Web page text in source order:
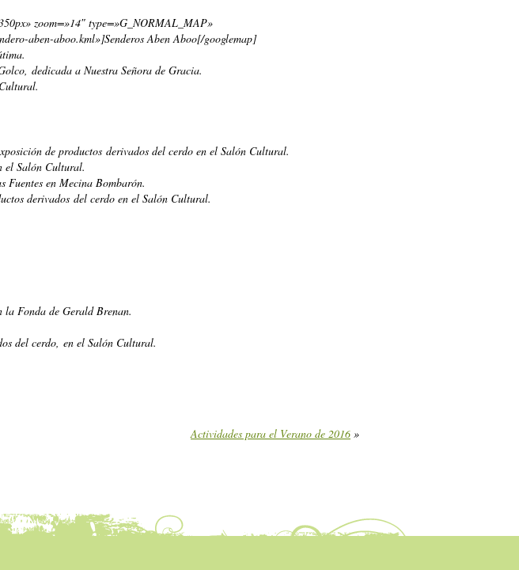
zoom=»14″ type=»G_NORMAL_MAP»
aben-aboo.kml»]Senderos Aben Aboo[/googlemap]
dedicada a Nuestra Señora de Gracia.
de productos derivados del cerdo en el Salón Cultural.
el Salón Cultural.
en Mecina Bombarón.
derivados del cerdo en el Salón Cultural.
Fonda de Gerald Brenan.
del cerdo, en el Salón Cultural.
Actividades para el Verano de 2016 »